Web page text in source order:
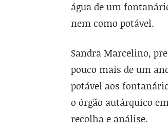
água de um
nem como potável.
Sandra Marcelino,
pouco mais de um
potável aos
o órgão autárquico
recolha e análise.